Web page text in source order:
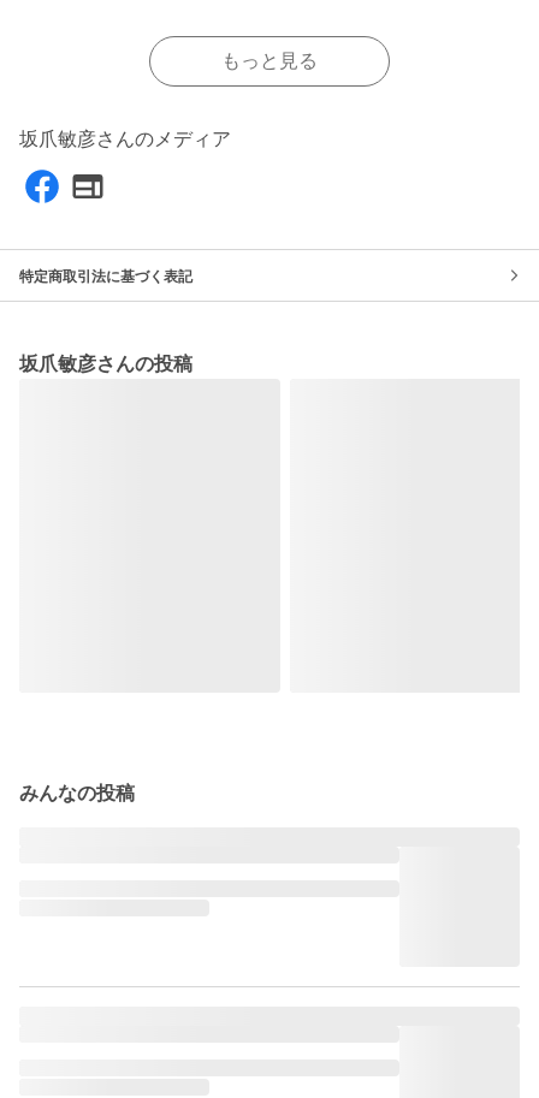
もっと見る
坂爪敏彦さんのメディア
特定商取引法に基づく表記
坂爪敏彦さんの投稿
みんなの投稿